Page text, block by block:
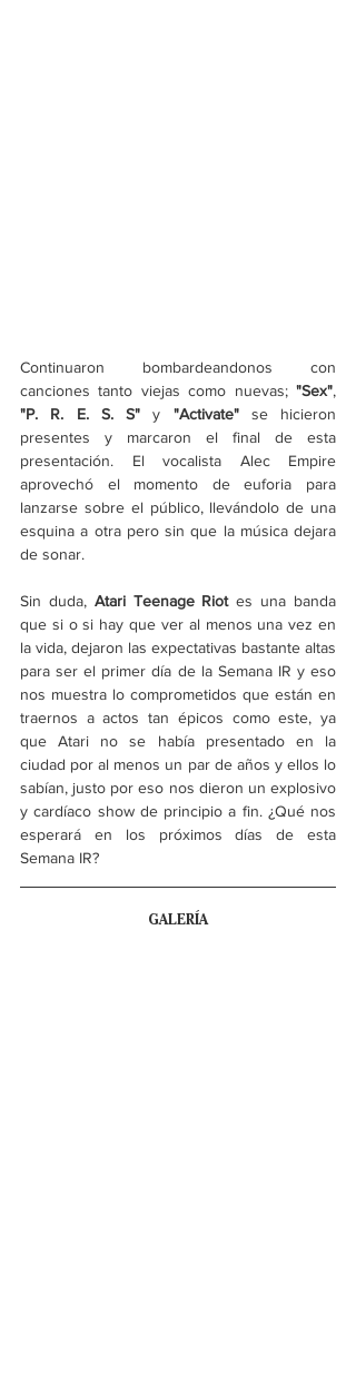
Continuaron bombardeandonos con
canciones tanto viejas como nuevas; "Sex"
"P. R. E. S. S" y "Activate" se hicieron
presentes y marcaron el final de esta
presentación. El vocalista Alec Empire
aprovechó el momento de euforia para
lanzarse sobre el público, llevándolo de una
esquina a otra pero sin que la música dejara
de sonar.
Sin duda, Atari Teenage Riot es una banda
que si o si hay que ver al menos una vez en
la vida, dejaron las expectativas bastante altas
para ser el primer día de la Semana IR y eso
nos muestra lo comprometidos que están en
traernos a actos tan épicos como este, ya
que Atari no se había presentado en la
ciudad por al menos un par de años y ellos lo
sabían, justo por eso nos dieron un explosivo
y cardíaco show de principio a fin. ¿Qué nos
esperará en los próximos días de esta
Semana IR?
GALERÍA